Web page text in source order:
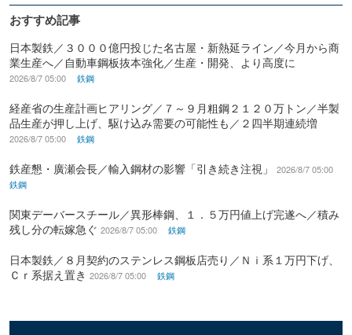
おすすめ記事
日本製鉄／３０００億円投じた名古屋・新熱延ライン／今月から商
業生産へ／自動車鋼板抜本強化／生産・開発、より高度に
2026/8/7 05:00 鉄鋼
経産省の生産計画ヒアリング／７～９月粗鋼２１２０万トン／半製
品生産が押し上げ、駆け込み需要の可能性も／２四半期連続増
2026/8/7 05:00 鉄鋼
鉄産懇・廣瀬会長／輸入鋼材の影響「引き続き注視」
2026/8/7 05:00
鉄鋼
関東デーバースチール／異形棒鋼、１．５万円値上げ完遂へ／積み
残し分の転嫁急ぐ 2026/8/7 05:00 鉄鋼
日本製鉄／８月契約のステンレス鋼板店売り／Ｎｉ系１万円下げ、
Ｃｒ系据え置き 2026/8/7 05:00 鉄鋼